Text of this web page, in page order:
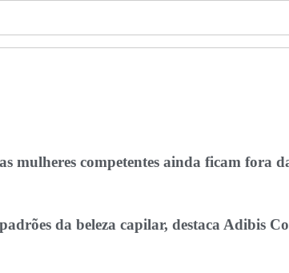
competentes ainda ficam fora
da beleza capilar, destaca Adibis